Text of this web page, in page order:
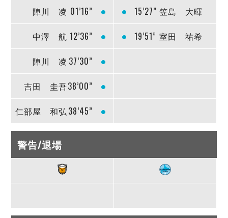
陣川 凌 01’16” 15’27” 笠島 大暉
中澤 航 12’36” 19’51” 室田 祐希
陣川 凌 37’30”
吉田 圭吾38’00”
仁部屋 和弘 38’45”
警告/退場